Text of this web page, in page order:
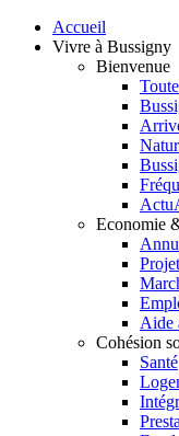
Accueil
Vivre à Bussigny
Bienvenue
Economie
Aide
Cohésion
Santé